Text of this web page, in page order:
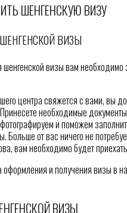
ШЕНГЕНСКУЮ ВИЗУ
ВИЗЫ
визы вам необходимо
центра свяжется с вами, вы
необходимые
и поможем
Больше от вас ничего не
вам необходимо будет
и получения визы в
ВИЗЫ